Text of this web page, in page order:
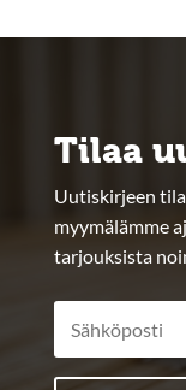
Tilaa
Uutiskirjeen
myymälämme
tarjouksista